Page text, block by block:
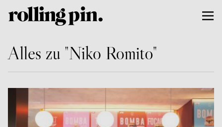
Alles zu "Niko Romito"